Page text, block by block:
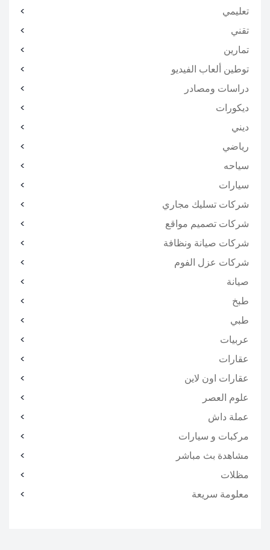
تعليمي
تقني
تمارين
توطين ألعاب الفيديو
دراسات ومصادر
ديكورات
ديني
رياضي
سياحه
سيارات
شركات تسليك مجاري
شركات تصميم مواقع
شركات صيانة ونظافة
شركات عزل الفوم
صيانة
طبخ
طبي
عربيات
عقارات
عقارات اون لاين
علوم العصر
عملة داش
مركبات و سيارات
مشاهدة بث مباشر
مظلات
معلومة سريعة